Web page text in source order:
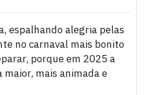
espalhando alegria pelas
no carnaval mais bonito
porque em 2025 a
mais animada e